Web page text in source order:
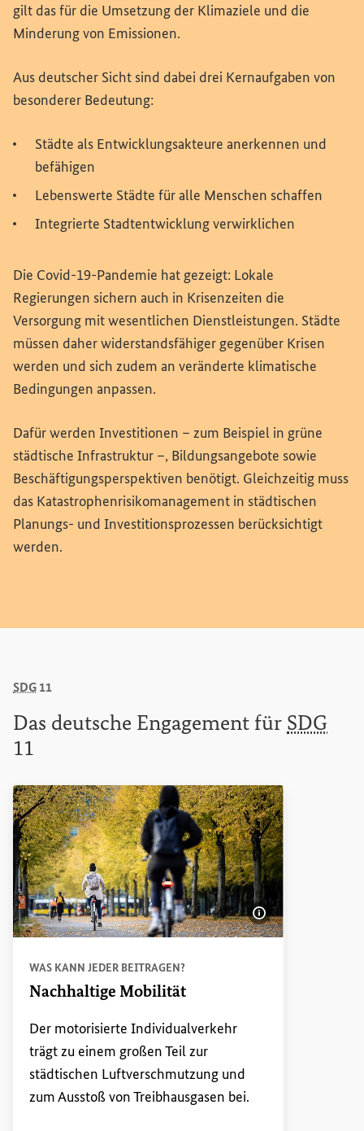
gilt das für die Umsetzung der Klimaziele und die
Minderung von Emissionen.
Aus deutscher Sicht sind dabei drei Kernaufgaben von
besonderer Bedeutung:
Städte als Entwicklungsakteure anerkennen und
befähigen
Lebenswerte Städte für alle Menschen schaffen
Integrierte Stadtentwicklung verwirklichen
Die Covid-19-Pandemie hat gezeigt: Lokale
Regierungen sichern auch in Krisenzeiten die
Versorgung mit wesentlichen Dienstleistungen. Städte
müssen daher widerstandsfähiger gegenüber Krisen
werden und sich zudem an veränderte klimatische
Bedingungen anpassen.
Dafür werden Investitionen – zum Beispiel in grüne
städtische Infrastruktur –, Bildungsangebote sowie
Beschäftigungsperspektiven benötigt. Gleichzeitig muss
das Katastrophenrisikomanagement in städtischen
Planungs- und Investitionsprozessen berücksichtigt
werden.
SDG 11
Das deutsche Engagement für SDG
11
WAS KANN JEDER BEITRAGEN?
Nachhaltige Mobilität
Der motorisierte Individualverkehr
trägt zu einem großen Teil zur
städtischen Luftverschmutzung und
zum Ausstoß von Treibhausgasen bei.